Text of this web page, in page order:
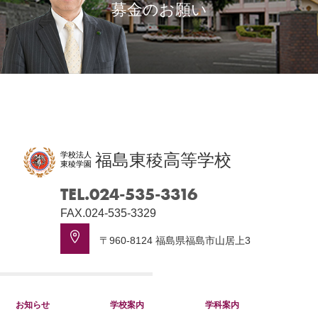
募金のお願い
学校法人
東稜学園
福島東稜高等学校
TEL.024-535-3316
FAX.024-535-3329
〒960-8124 福島県福島市山居上3
お知らせ
学校案内
学科案内